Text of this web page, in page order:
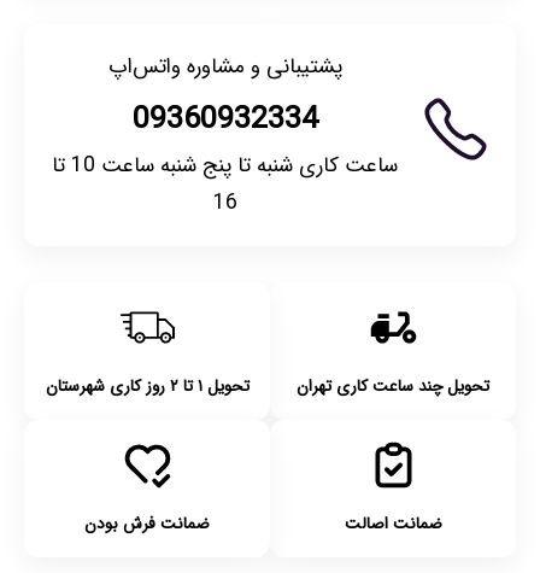
پشتیبانی و مشاوره واتس‌اپ
09360932334
ساعت کاری شنبه تا پنج شنبه ساعت 10 تا
16
تحویل چند ساعت کاری تهران تحویل ۱ تا ۲ روز کاری شهرستان
ضمانت اصالت ضمانت فرش بودن